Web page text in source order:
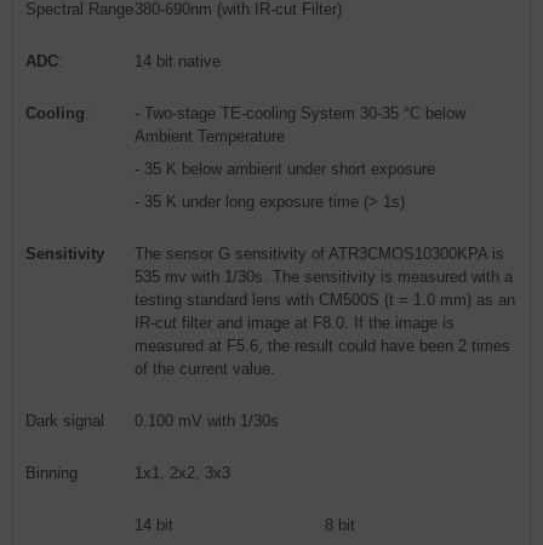
Spectral Range380-690nm (with IR-cut Filter)
ADC: 14 bit native
Cooling:
- Two-stage TE-cooling System 30-35 °C below
Ambient Temperature
- 35 K below ambient under short exposure
- 35 K under long exposure time (> 1s)
Sensitivity
The sensor G sensitivity of ATR3CMOS10300KPA is
535 mv with 1/30s. The sensitivity is measured with a
testing standard lens with CM500S (t = 1.0 mm) as an
IR-cut filter and image at F8.0. If the image is
measured at F5.6, the result could have been 2 times
of the current value.
Dark signal 0.100 mV with 1/30s
Binning 1x1, 2x2, 3x3
14 bit 8 bit